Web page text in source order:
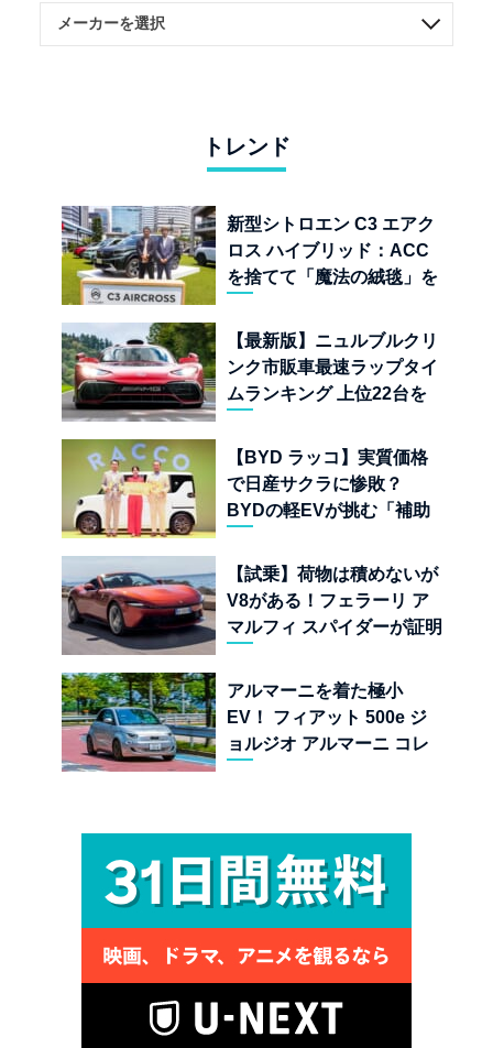
トレンド
新型シトロエン C3 エアク
ロス ハイブリッド：ACC
を捨てて「魔法の絨毯」を
児
【最新版】ニュルブルクリ
ンク市販車最速ラップタイ
ムランキング 上位22台を
【BYD ラッコ】実質価格
で日産サクラに惨敗？
BYDの軽EVが挑む「補助
界
【試乗】荷物は積めないが
V8がある！フェラーリ ア
マルフィ スパイダーが証明
ーの至福
アルマーニを着た極小
EV！ フィアット 500e ジ
ョルジオ アルマーニ コレ